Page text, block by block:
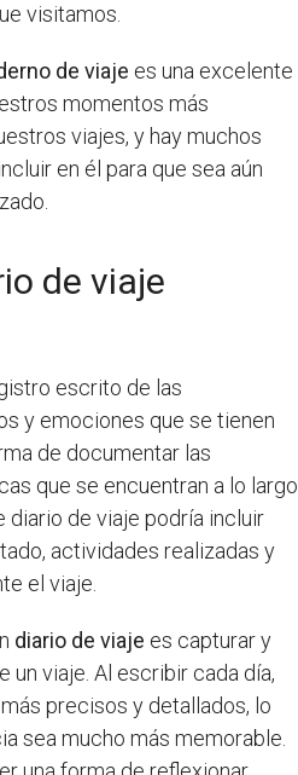
visitamos.
de viaje es una excelente
momentos más
viajes, y hay muchos
en él para que sea aún
de viaje
escrito de las
y emociones que se tienen
de documentar las
que se encuentran a lo largo
diario de viaje podría incluir
actividades realizadas y
el viaje.
diario de viaje es capturar y
viaje. Al escribir cada día,
precisos y detallados, lo
sea mucho más memorable.